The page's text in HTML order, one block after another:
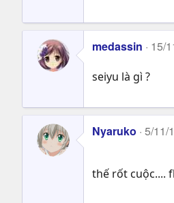
medassin 15/
seiyu là gì ?
Nyaruko 5/11/
thế rốt cuộc....